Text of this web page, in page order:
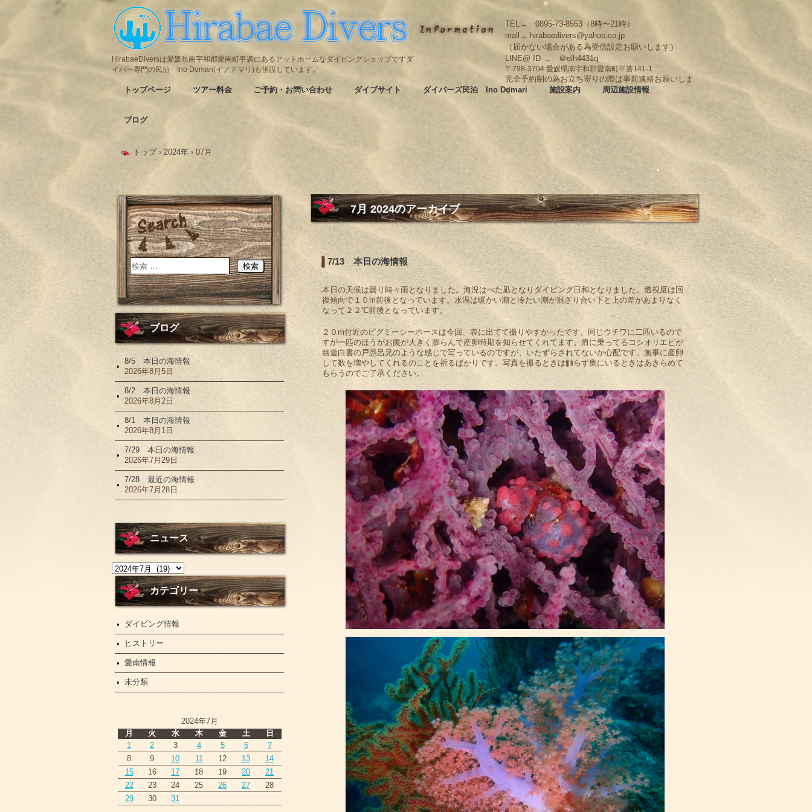
HirabaeDiversは愛媛県南宇和郡愛南町平碆にあるアットホームなダイビングショップですダ
イバー専門の民泊 Ino Domari(イノドマリ)も併設しています。
TEL→ 0895-73-8553（8時〜21時）
mail→ hirabaedivers@yahoo.co.jp
（届かない場合がある為受信設定お願いします）
LINE@ ID → ＠elh4431q
〒798-3704 愛媛県南宇和郡愛南町平碆141-1
完全予約制の為お立ち寄りの際は事前連絡お願いしま
す
トップページ ツアー料金 ご予約・お問い合わせ ダイブサイト ダイバーズ民泊 Ino Domari 施設案内 周辺施設情報
ブログ
トップ › 2024年 › 07月
7月 2024のアーカイブ
7/13 本日の海情報
本日の天候は曇り時々雨となりました。海況はべた凪となりダイビング日和となりました。透視度は回
復傾向で１０m前後となっています。水温は暖かい潮と冷たい潮が混ざり合い下と上の差があまりなく
なって２２℃前後となっています。
２０m付近のピグミーシーホースは今回、表に出てて撮りやすかったです。同じウチワに二匹いるので
すが一匹のほうがお腹が大きく膨らんで産卵時期を知らせてくれてます。肩に乗ってるコシオリエビが
幽遊白書の戸愚呂兄のような感じで写っているのですが、いたずらされてないか心配です。無事に産卵
して数を増やしてくれるのことを祈るばかりです。写真を撮るときは触らず奥にいるときはあきらめて
もらうのでご了承ください。
ブログ
8/5 本日の海情報
2026年8月5日
8/2 本日の海情報
2026年8月2日
8/1 本日の海情報
2026年8月1日
7/29 本日の海情報
2026年7月29日
7/28 最近の海情報
2026年7月28日
ニュース
ニ
ュ
ー
カテゴリー
ダイビング情報
ヒストリー
愛南情報
未分類
2024年7月
月
火 水 木 金 土
日
1
2 3 4 5 6
7
8
9 10 11 12 13
14
15
16 17 18 19 20
21
22
23 24 25 26 27
28
29
30 31